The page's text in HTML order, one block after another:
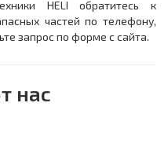
HELI обратитесь к
частей по телефону,
запрос по форме с сайта.
нас